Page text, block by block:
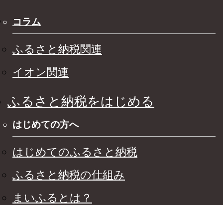
コラム
ふるさと納税関連
イオン関連
ふるさと納税をはじめる
はじめての方へ
はじめてのふるさと納税
ふるさと納税の仕組み
まいふるとは？